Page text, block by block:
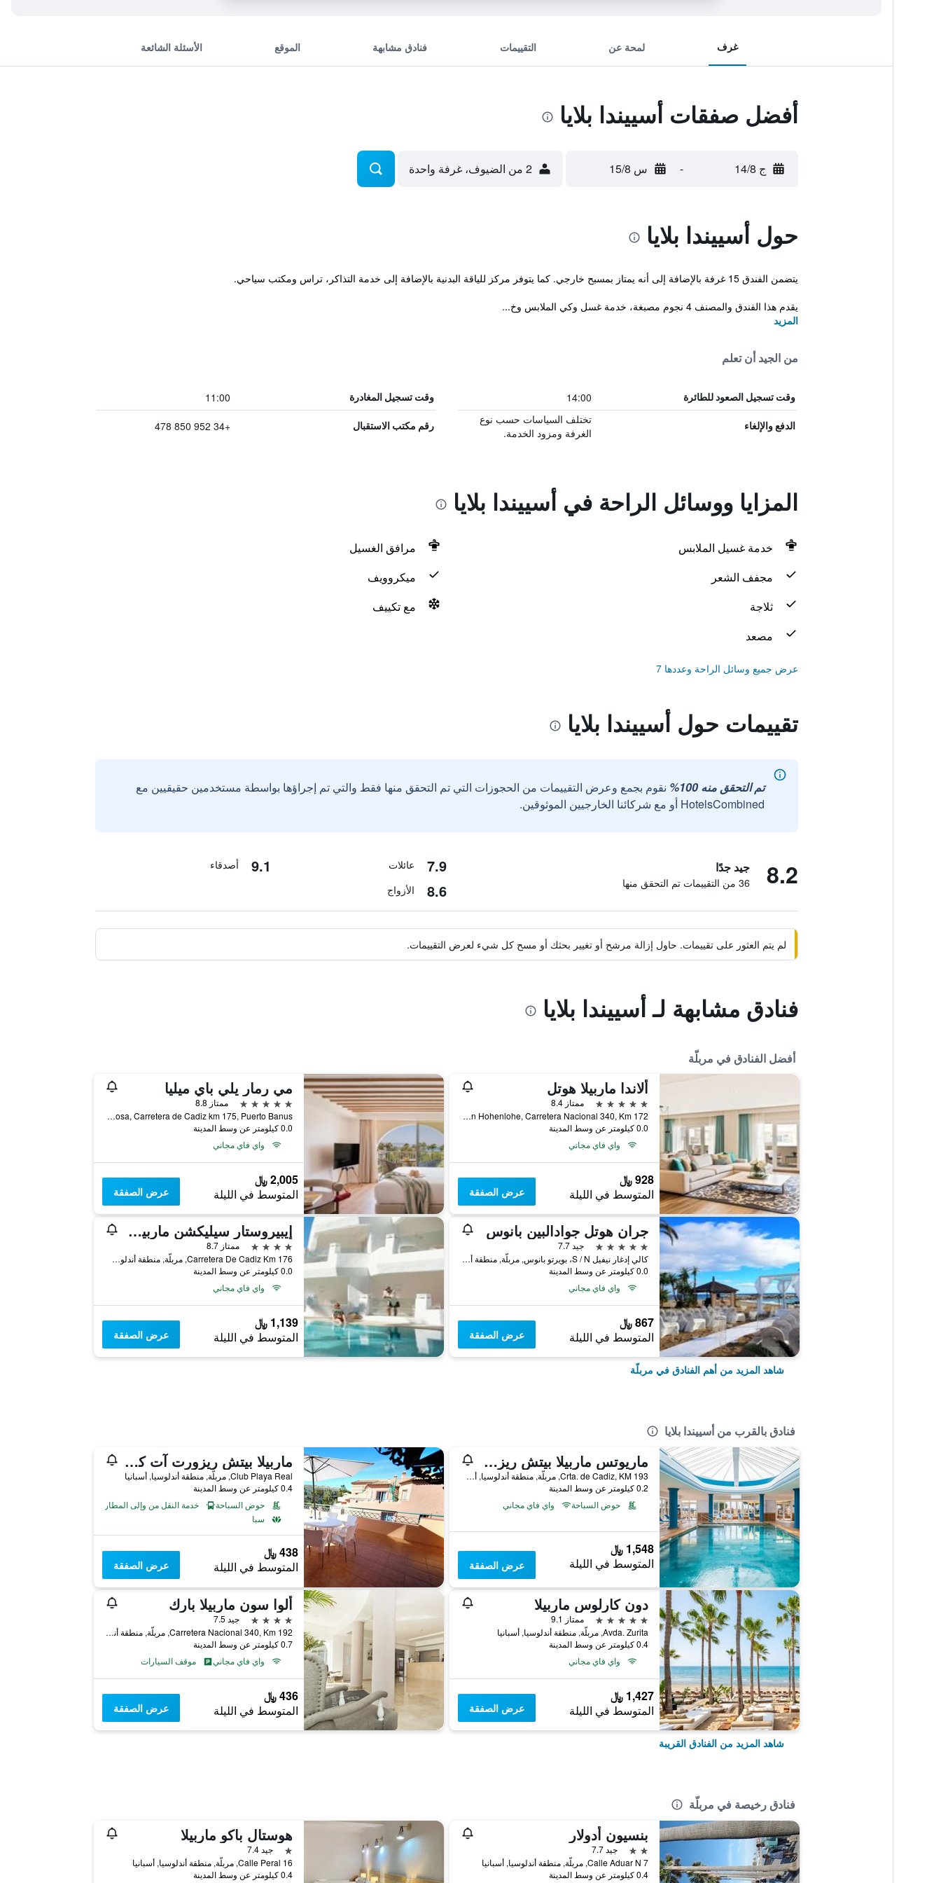
غرف لمحة عن التقييمات فنادق مشابهة الموقع الأسئلة الشائعة
أفضل صفقات أسييندا بلايا
ج 14/8 - س 15/8 2 من الضيوف، غرفة واحدة
حول أسييندا بلايا
يتضمن الفندق 15 غرفة بالإضافة إلى أنه يمتاز بمسبح خارجي. كما يتوفر مركز للياقة البدنية بالإضافة إلى خدمة التذاكر، تراس ومكتب سياحي.
يقدم هذا الفندق والمصنف 4 نجوم مصبغة، خدمة غسل وكي الملابس وخ...
المزيد
من الجيد أن تعلم
وقت تسجيل الصعود للطائرة 14:00 وقت تسجيل المغادرة 11:00
الدفع والإلغاء
تختلف السياسات حسب نوع
الغرفة ومزود الخدمة.
رقم مكتب الاستقبال +34 952 850 478
المزايا ووسائل الراحة في أسييندا بلايا
خدمة غسيل الملابس
مرافق الغسيل
مجفف الشعر
ميكروويف
ثلاجة
مع تكييف
مصعد
عرض جميع وسائل الراحة وعددها 7
تقييمات حول أسييندا بلايا
تم التحقق منه 100%
نقوم بجمع وعرض التقييمات من الحجوزات التي تم التحقق منها فقط والتي تم إجراؤها بواسطة مستخدمين حقيقيين مع
HotelsCombined أو مع شركائنا الخارجيين الموثوقين.
8.2 جيد جدًا
36 من التقييمات تم التحقق منها
7.9 عائلات 9.1 أصدقاء
8.6 الأزواج
لم يتم العثور على تقييمات. حاول إزالة مرشح أو تغيير بحثك أو مسح كل شيء لعرض التقييمات.
فنادق مشابهة لـ أسييندا بلايا
أفضل الفنادق في مربلّة
ألاندا ماربيلا هوتل
5 نجوم
ممتاز 8.4
Blvd Principe Alfonso Von Hohenlohe, Carretera Nacional 340, Km 172, مربلّة, منطقة أندلوسيا, أسبانيا
0.0 كيلومتر عن وسط المدينة
واي فاي مجاني
928 ﷼
المتوسط في الليلة عرض الصفقة
مي رمار يلي باي ميليا
5 نجوم
ممتاز 8.8
Calle Mario Vargas Llosa, Carretera de Cadiz km 175, Puerto Banus, مربلّة, منطقة أندلوسيا, أسبانيا
0.0 كيلومتر عن وسط المدينة
واي فاي مجاني
2,005 ﷼
المتوسط في الليلة عرض الصفقة
جران هوتل جوادالبين بانوس
5 نجوم
جيد 7.7
كالي إدغار نيفيل S / N، بويرتو بانوس, مربلّة, منطقة أندلوسيا, أسبانيا
0.0 كيلومتر عن وسط المدينة
واي فاي مجاني
867 ﷼
المتوسط في الليلة عرض الصفقة
إيبيروستار سيليكشن ماربيلا كورال بيتش
4 نجوم
ممتاز 8.7
Carretera De Cadiz Km 176, مربلّة, منطقة أندلوسيا, أسبانيا
0.0 كيلومتر عن وسط المدينة
واي فاي مجاني
1,139 ﷼
المتوسط في الليلة عرض الصفقة
شاهد المزيد من أهم الفنادق في مربلّة
فنادق بالقرب من أسييندا بلايا
ماريوتس ماربيلا بيتش ريزورت
Crta. de Cadiz, KM 193, مربلّة, منطقة أندلوسيا, أسبانيا
0.2 كيلومتر عن وسط المدينة
حوض السباحة
واي فاي مجاني
1,548 ﷼
المتوسط في الليلة عرض الصفقة
ماربيلا بيتش ريزورت آت كلوب بلايا ريال
Club Playa Real, مربلّة, منطقة أندلوسيا, أسبانيا
0.4 كيلومتر عن وسط المدينة
حوض السباحة
خدمة النقل من وإلى المطار
سبا
438 ﷼
المتوسط في الليلة عرض الصفقة
دون كارلوس ماربيلا
5 نجوم
ممتاز 9.1
Avda. Zurita, مربلّة, منطقة أندلوسيا, أسبانيا
0.4 كيلومتر عن وسط المدينة
واي فاي مجاني
1,427 ﷼
المتوسط في الليلة عرض الصفقة
ألوا سون ماربيلا بارك
4 نجوم
جيد 7.5
Carretera Nacional 340, Km 192, مربلّة, منطقة أندلوسيا, أسبانيا
0.7 كيلومتر عن وسط المدينة
واي فاي مجاني
موقف السيارات
436 ﷼
المتوسط في الليلة عرض الصفقة
شاهد المزيد من الفنادق القريبة
فنادق رخيصة في مربلّة
بنسيون أدولار
2 نجمتين
جيد 7.7
Calle Aduar N 7, مربلّة, منطقة أندلوسيا, أسبانيا
0.4 كيلومتر عن وسط المدينة
هوستال باكو ماربيلا
نجمة واحدة
جيد 7.4
Calle Peral 16, مربلّة, منطقة أندلوسيا, أسبانيا
0.4 كيلومتر عن وسط المدينة